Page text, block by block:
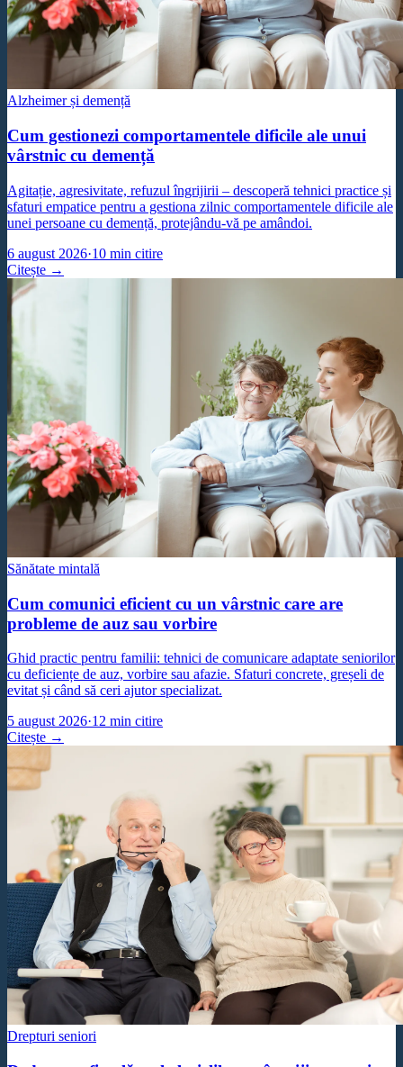
Alzheimer și demență
Cum gestionezi comportamentele dificile ale unui
vârstnic cu demență
Agitație, agresivitate, refuzul îngrijirii – descoperă tehnici practice și
sfaturi empatice pentru a gestiona zilnic comportamentele dificile ale
unei persoane cu demență, protejându-vă pe amândoi.
6 august 2026·10 min citire
Citește →
Sănătate mintală
Cum comunici eficient cu un vârstnic care are
probleme de auz sau vorbire
Ghid practic pentru familii: tehnici de comunicare adaptate seniorilor
cu deficiențe de auz, vorbire sau afazie. Sfaturi concrete, greșeli de
evitat și când să ceri ajutor specializat.
5 august 2026·12 min citire
Citește →
Drepturi seniori